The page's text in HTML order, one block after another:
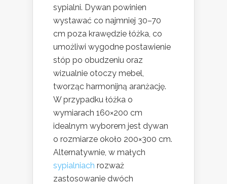
sypialni. Dywan powinien
wystawać co najmniej 30–70
cm poza krawędzie łóżka, co
umożliwi wygodne postawienie
stóp po obudzeniu oraz
wizualnie otoczy mebel,
tworząc harmonijną aranżację.
W przypadku łóżka o
wymiarach 160×200 cm
idealnym wyborem jest dywan
o rozmiarze około 200×300 cm.
Alternatywnie, w małych
sypialniach rozważ
zastosowanie dwóch